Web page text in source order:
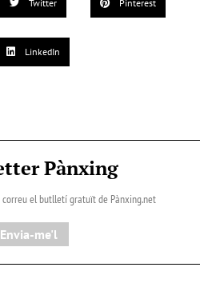
Twitter Pinterest
LinkedIn
Pànxing
el butlletí gratuït de Pànxing.net​
Envia-me'l